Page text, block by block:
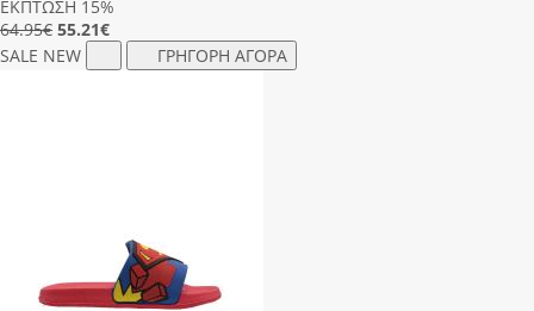
ΕΚΠΤΩΣΗ 15%
64.95€ 55.21€
SALE NEW ΓΡΗΓΟΡΗ ΑΓΟΡΑ